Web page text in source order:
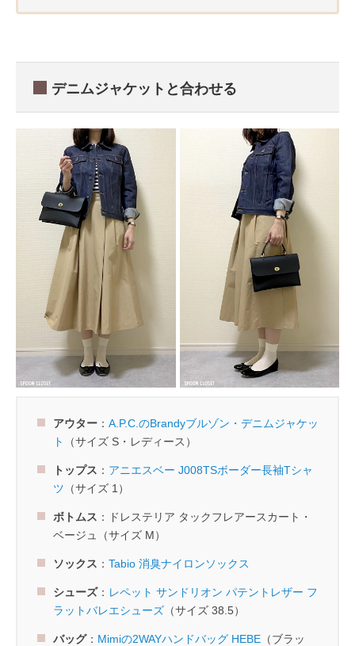
デニムジャケットと合わせる
アウター ： A.P.C.のBrandyブルゾン・デニムジャケッ
ト
（サイズ S・レディース）
トップス ： アニエスベー J008TSボーダー長袖Tシャ
ツ （サイズ 1）
ボトムス ：ドレステリア タックフレアースカート・
ベージュ（サイズ M）
ソックス ： Tabio 消臭ナイロンソックス
シューズ： レペット サンドリオン パテントレザー フ
ラットバレエシューズ （サイズ 38.5）
バッグ： Mimiの2WAYハンドバッグ HEBE （ブラッ